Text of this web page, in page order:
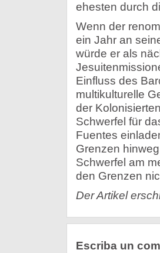
ehesten durch
Wenn der
ein Jahr an
würde er als
Einfluss des
multikulturelle
der
Schwerfel für
Fuentes
Grenzen
Schwerfel am
den Grenzen
Der Artikel
Escriba un